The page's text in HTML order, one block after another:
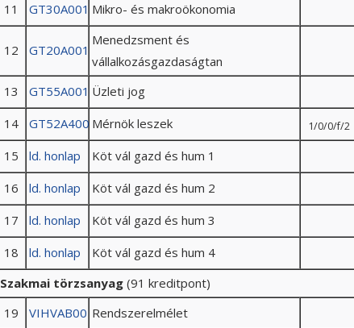
11
GT30A001 Mikro- és makroökonomia
12 GT20A001
Menedzsment és
vállalkozásgazdaságtan
13 GT55A001 Üzleti jog
14 GT52A400 Mérnök leszek 1/0/0/f/2
15 ld. honlap Köt vál gazd és hum 1
16 ld. honlap Köt vál gazd és hum 2
17 ld. honlap Köt vál gazd és hum 3
18 ld. honlap Köt vál gazd és hum 4
Szakmai törzsanyag (91 kreditpont)
19
VIHVAB00 Rendszerelmélet